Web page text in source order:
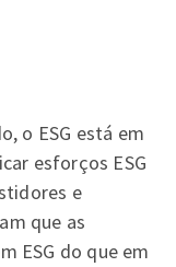
o ESG está em
esforços ESG
e
que as
ESG do que em